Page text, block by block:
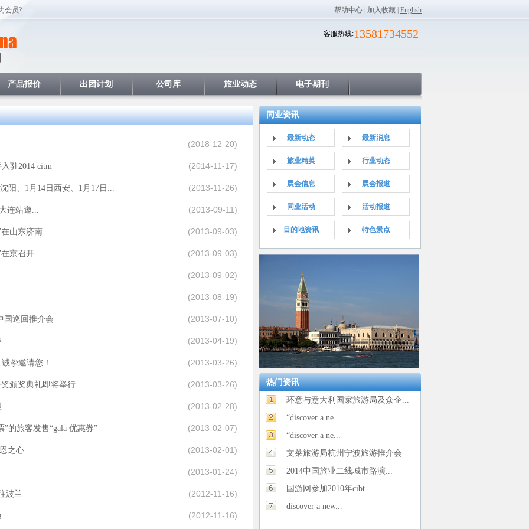
会员? 帮助中心 加入收藏 English
13581734552
客服热线:
产品报价 出团计划 公司库 旅业动态 电子期刊
(2018-12-20)
驻2014 citm (2014-11-17)
阳、1月14日西安、1月17日... (2013-11-26)
连站邀... (2013-09-11)
在山东济南... (2013-09-03)
在京召开 (2013-09-03)
(2013-09-02)
(2013-08-19)
国巡回推介会 (2013-07-10)
(2013-04-19)
挚邀请您！ (2013-03-26)
颁奖典礼即将举行 (2013-03-26)
(2013-02-28)
的旅客发售“gala 优惠券” (2013-02-07)
之心 (2013-02-01)
(2013-01-24)
波兰 (2012-11-16)
(2012-11-16)
同业资讯
最新动态 最新消息
旅业精英 行业动态
展会信息 展会报道
同业活动 活动报道
目的地资讯 特色景点
热门资讯
环意与意大利国家旅游局及众企...
“discover a ne...
“discover a ne...
文莱旅游局杭州宁波旅游推介会
2014中国旅业二线城市路演...
国游网参加2010年cibt...
discover a new...